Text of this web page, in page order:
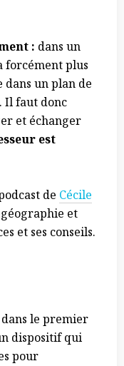
: dans un
forcément plus
un plan de
Il faut donc
et échanger
est
de Cécile
et
et ses conseils.
le premier
dispositif qui
pour